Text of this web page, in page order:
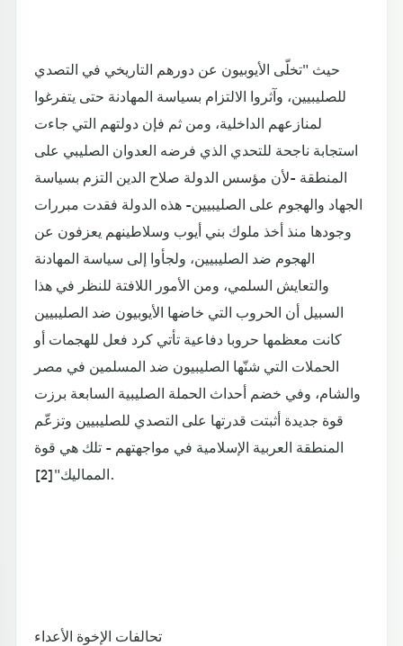
حيث "تخلّى الأيوبيون عن دورهم التاريخي في التصدي
للصليبيين، وآثروا الالتزام بسياسة المهادنة حتى يتفرغوا
لمنازعهم الداخلية، ومن ثم فإن دولتهم التي جاءت
استجابة ناجحة للتحدي الذي فرضه العدوان الصليبي على
المنطقة -لأن مؤسس الدولة صلاح الدين التزم بسياسة
الجهاد والهجوم على الصليبيين- هذه الدولة فقدت مبررات
وجودها منذ أخذ ملوك بني أيوب وسلاطينهم يعزفون عن
الهجوم ضد الصليبيين، ولجأوا إلى سياسة المهادنة
والتعايش السلمي، ومن الأمور اللافتة للنظر في هذا
السبيل أن الحروب التي خاضها الأيوبيون ضد الصليبيين
كانت معظمها حروبا دفاعية تأتي كرد فعل للهجمات أو
الحملات التي شنّها الصليبيون ضد المسلمين في مصر
والشام، وفي خضم أحداث الحملة الصليبية السابعة برزت
قوة جديدة أثبتت قدرتها على التصدي للصليبيين وتزعّم
المنطقة العربية الإسلامية في مواجهتهم - تلك هي قوة
المماليك"[2].
تحالفات الإخوة الأعداء